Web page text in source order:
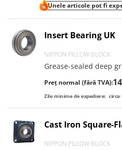
Unele articole pot fi
Insert Bearing UK
NIPPON PILLOW BLOCK
Grease-sealed deep
Preț normal (fără TVA):
Zile minime de expediere: circa
Cast Iron Square-
NIPPON PILLOW BLOCK